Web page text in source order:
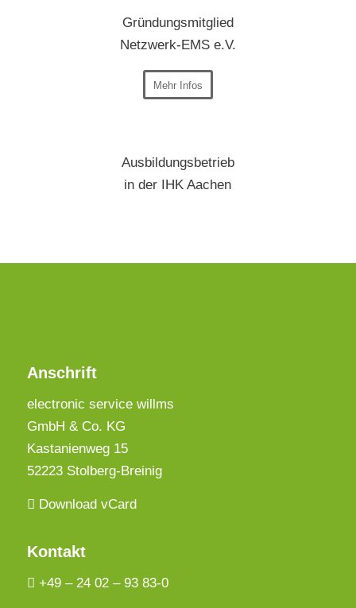
Gründungsmitglied
Netzwerk-EMS e.V.
Mehr Infos
Ausbildungsbetrieb
in der IHK Aachen
Anschrift
electronic service willms
GmbH & Co. KG
Kastanienweg 15
52223 Stolberg-Breinig
Download vCard
Kontakt
+49 – 24 02 – 93 83-0